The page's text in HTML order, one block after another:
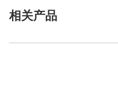
相关产品